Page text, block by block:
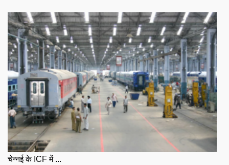
चेन्नई के ICF में ...